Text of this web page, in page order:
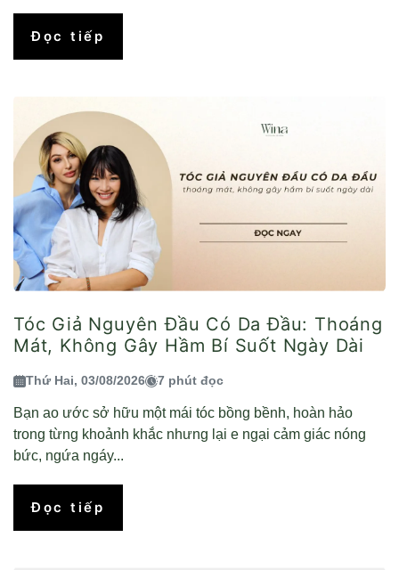
Đọc tiếp
Tóc Giả Nguyên Đầu Có Da Đầu: Thoáng
Mát, Không Gây Hầm Bí Suốt Ngày Dài
Thứ Hai, 03/08/2026 7 phút đọc
Bạn ao ước sở hữu một mái tóc bồng bềnh, hoàn hảo
trong từng khoảnh khắc nhưng lại e ngại cảm giác nóng
bức, ngứa ngáy...
Đọc tiếp